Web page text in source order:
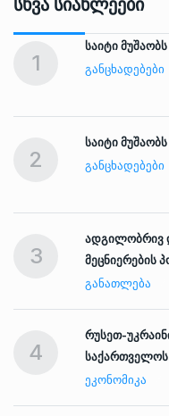
1
საიტი
ᲒᲐᲜᲪᲮᲐᲓᲔᲑᲔᲑᲘ
2
საიტი
ᲒᲐᲜᲪᲮᲐᲓᲔᲑᲔᲑᲘ
3
ადგილობრივ
მეცნიერების
ᲒᲐᲜᲐᲗᲚᲔᲑᲐ
4
რუსეთ-
ᲔᲙᲝᲜᲝᲛᲘᲙᲐ